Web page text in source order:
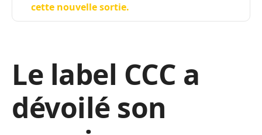
cette nouvelle sortie.
Le label CCC a
dévoilé son